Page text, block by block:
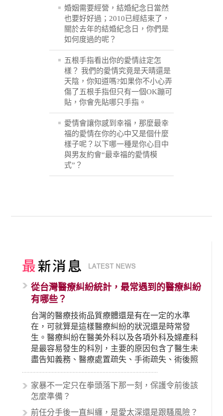
婚姻需要經營，結婚紀念日當然
也要好好過；2010已經結束了，
關於去年的結婚紀念日，你們是
如何度過的呢？
五根手指看出你的愛情註定怎
樣？ 我們的愛情究竟是天晴還是
天陰，你知道嗎?如果你不小心弄
傷了五根手指但只有一個OK蹦可
貼，你會先貼哪只手指。
愛情會讓你感到幸福，那麼最幸
福的愛情在你的心中又是個什麼
樣子呢？以下哪一種是你心目中
與男友約會“最幸福的愛情模
式”？
從台灣醫療糾紛統計，最常遇到的醫療糾紛
有哪些？
台灣的醫療技術品質療體還是有在一定的水準
在，可就算是這樣醫療糾紛的狀況還是時常發
生。醫療糾紛在醫美外科以及各項外科及婦產科
是最容易發生的科別，主要的原因包含了醫生未
盡告知義務、醫療處置疏失、手術疏失、術後照
顧失當、醫療費用的收取。雖然醫學進步，但醫
生與病患之間引起的糾紛還是經常發生。很多案
例中最後都走向訴訟流程，我們如果不幸遇到相
家暴不一定只在拳頭落下那一刻，保護令前後該
怎麼準備？
前任分手後一直糾纏，是愛太深還是跟騷風險？